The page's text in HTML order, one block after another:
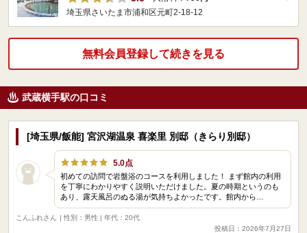
埼玉県さいたま市浦和区元町2-18-12
無料会員登録して続きを見る
武蔵横手駅の口コミ
[埼玉県/飯能] 宮沢湖温泉 喜楽里 別邸（きらり別邸）
5.0点
初めての訪問で岩盤浴のコースを利用しました！ まず館内の利用
を丁寧にわかりやすく説明いただけました。夏の時期というのも
あり、露天風呂のぬる湯が気持ちよかったです。館内から…
こんふれさん
| 性別：男性 | 年代：20代
投稿日：2026年7月27日